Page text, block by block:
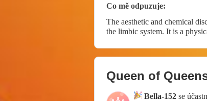
Co mě odpuzuje:
The aesthetic and chemical
the limbic system. It is a
Queen of
Bella-152 se